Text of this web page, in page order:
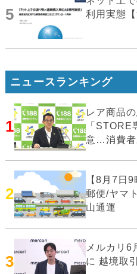
5
利用実態
ニュースランキング
1
レア商品
「
意…消費者
2
【8月7日
郵便/ヤマ
山通運
3
メルカリ6
に 越境取